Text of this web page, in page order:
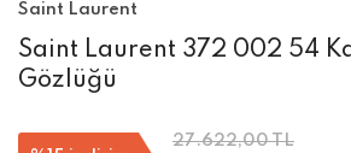
Saint Laurent
Saint Laurent 372 002 54
Gözlüğü
27.622,00 TL